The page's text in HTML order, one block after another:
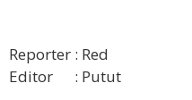
Reporter : Red
Editor : Putut